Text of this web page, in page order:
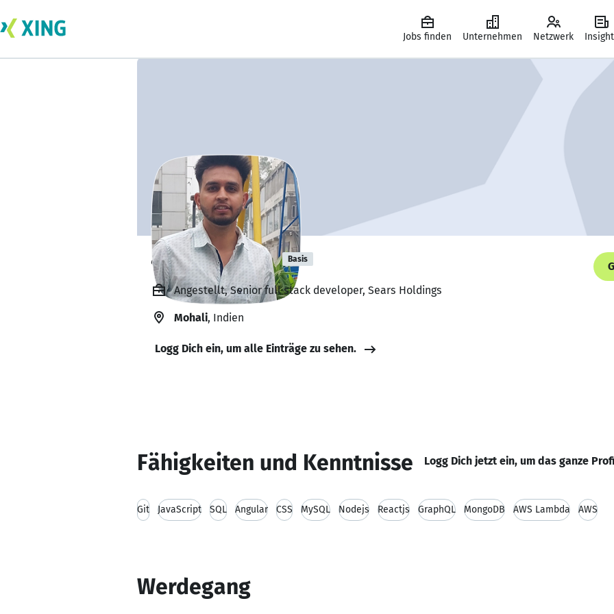
Jobs finden Unternehmen Netzwerk
aashish kumar Basis
Angestellt, Senior full stack developer, Sears Holdings
Mohali, Indien
Logg Dich ein, um alle Einträge zu sehen.
Fähigkeiten und Kenntnisse Logg Dich jetzt ein, um das ganze
Git JavaScript SQL Angular CSS MySQL Nodejs Reactjs GraphQL MongoDB AWS Lambda AWS
Werdegang